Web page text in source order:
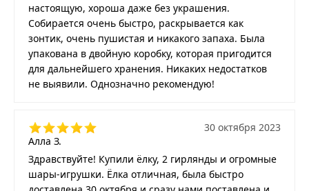
настоящую, хороша даже без украшения.
Собирается очень быстро, раскрывается как
зонтик, очень пушистая и никакого запаха. Была
упакована в двойную коробку, которая пригодится
для дальнейшего хранения. Никаких недостатков
не выявили. Однозначно рекомендую!
Алла З.
30 октября 2023
Здравствуйте! Купили ёлку, 2 гирлянды и огромные
шары-игрушки. Ёлка отличная, была быстро